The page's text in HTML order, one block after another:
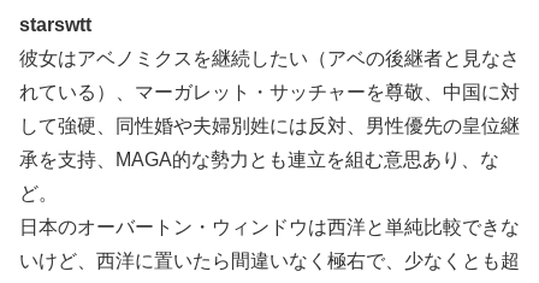
starswtt
彼女はアベノミクスを継続したい（アベの後継者と見なさ
れている）、マーガレット・サッチャーを尊敬、中国に対
して強硬、同性婚や夫婦別姓には反対、男性優先の皇位継
承を支持、MAGA的な勢力とも連立を組む意思あり、な
ど。
日本のオーバートン・ウィンドウは西洋と単純比較できな
いけど、西洋に置いたら間違いなく極右で、少なくとも超